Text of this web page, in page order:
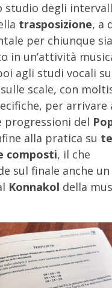
studio degli
trasposizione, a
per chiunque sia
in un’attività
agli studi vocali
scale, con
per arrivare
progressioni del
alla pratica su
composti, il che
sul finale anche
Konnakol della